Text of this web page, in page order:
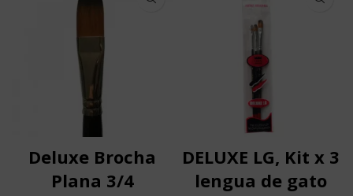
Deluxe Brocha
Plana 3/4
DELUXE LG, Kit x 3
lengua de gato